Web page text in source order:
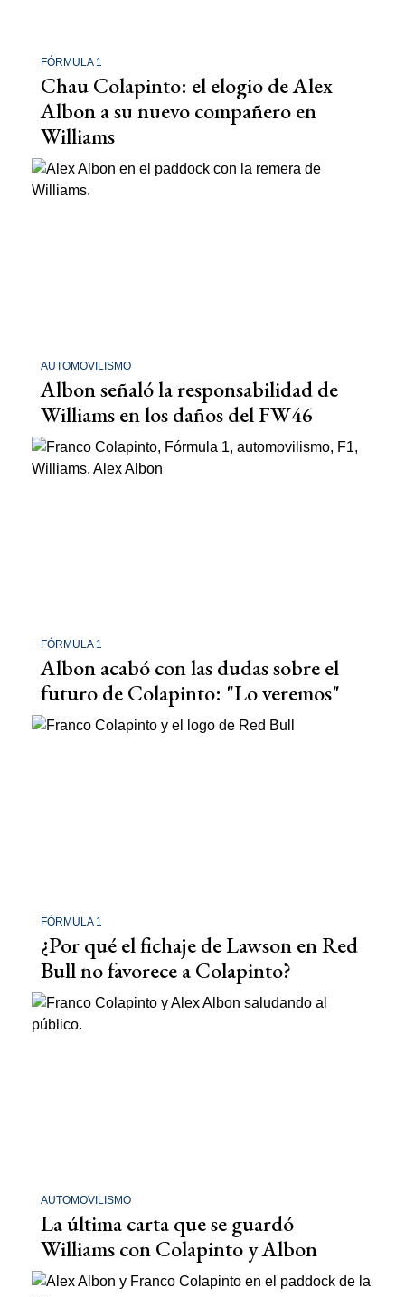
FÓRMULA 1
Chau Colapinto: el elogio de Alex
Albon a su nuevo compañero en
Williams
AUTOMOVILISMO
Albon señaló la responsabilidad de
Williams en los daños del FW46
FÓRMULA 1
Albon acabó con las dudas sobre el
futuro de Colapinto: "Lo veremos"
FÓRMULA 1
¿Por qué el fichaje de Lawson en Red
Bull no favorece a Colapinto?
AUTOMOVILISMO
La última carta que se guardó
Williams con Colapinto y Albon